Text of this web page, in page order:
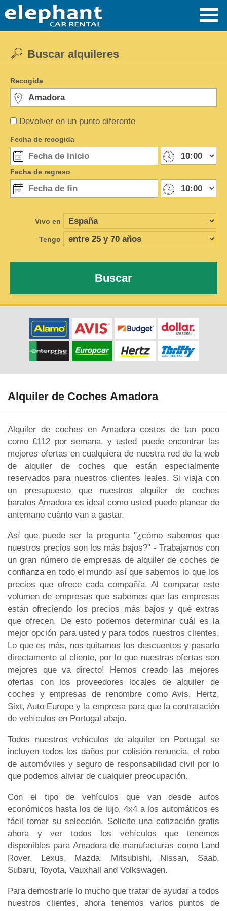
Devolver en un punto diferente
Buscar alquileres
Recogida
Fecha de recogida
Fecha de regreso
Vivo en
Tengo
Buscar
Alquiler de Coches Amadora
Alquiler de coches en Amadora costos de tan poco
como £112 por semana, y usted puede encontrar las
mejores ofertas en cualquiera de nuestra red de la web
de alquiler de coches que están especialmente
reservados para nuestros clientes leales. Si viaja con
un presupuesto que nuestros alquiler de coches
baratos Amadora es ideal como usted puede planear de
antemano cuánto van a gastar.
Así que puede ser la pregunta "¿cómo sabemos que
nuestros precios son los más bajos?" - Trabajamos con
un gran número de empresas de alquiler de coches de
confianza en todo el mundo así que sabemos lo que los
precios que ofrece cada compañía. Al comparar este
volumen de empresas que sabemos que las empresas
están ofreciendo los precios más bajos y qué extras
que ofrecen. De esto podemos determinar cuál es la
mejor opción para usted y para todos nuestros clientes.
Lo que es más, nos quitamos los descuentos y pasarlo
directamente al cliente, por lo que nuestras ofertas son
mejores que va directo! Hemos creado las mejores
ofertas con los proveedores locales de alquiler de
coches y empresas de renombre como Avis, Hertz,
Sixt, Auto Europe y la empresa para que la contratación
de vehículos en Portugal abajo.
Todos nuestros vehículos de alquiler en Portugal se
incluyen todos los daños por colisión renuncia, el robo
de automóviles y seguro de responsabilidad civil por lo
que podemos aliviar de cualquier preocupación.
Con el tipo de vehículos que van desde autos
económicos hasta los de lujo, 4x4 a los automáticos es
fácil tomar su selección. Solicite una cotización gratis
ahora y ver todos los vehículos que tenemos
disponibles para Amadora de manufacturas como Land
Rover, Lexus, Mazda, Mitsubishi, Nissan, Saab,
Subaru, Toyota, Vauxhall and Volkswagen.
Para demostrarle lo mucho que tratar de ayudar a todos
nuestros clientes, ahora tenemos varios puntos de